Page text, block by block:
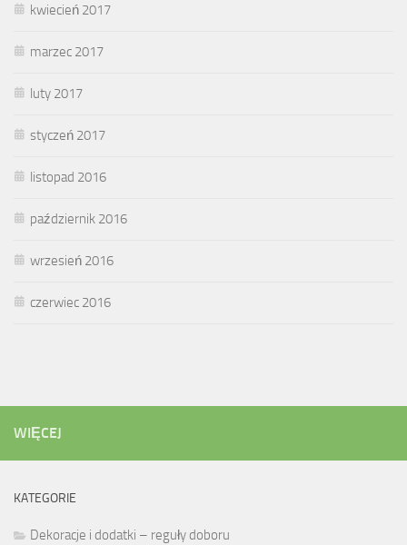
kwiecień 2017
marzec 2017
luty 2017
styczeń 2017
listopad 2016
październik 2016
wrzesień 2016
czerwiec 2016
WIĘCEJ
KATEGORIE
Dekoracje i dodatki – reguły doboru